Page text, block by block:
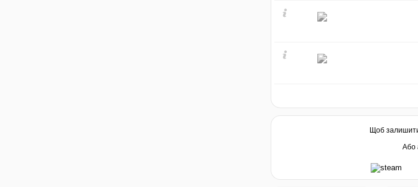
Щоб залишити
Або